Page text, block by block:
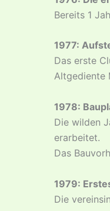
Bereits 1
1977:
Das erste
Altgediente
1978:
Die wilden
erarbeitet.
Das
1979:
Die